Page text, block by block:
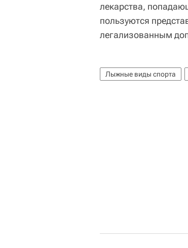
лекарства,
пользуются
легализованным
Лыжные виды спорта